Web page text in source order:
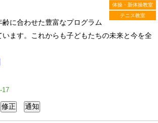
体操・新体操教室
テニス教室
齢に合わせた豊富なプログラム
います。これからも子どもたちの未来と今を全
17